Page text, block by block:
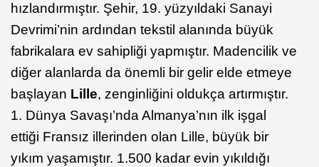
hızlandırmıştır. Şehir, 19. yüzyıldaki Sanayi
Devrimi’nin ardından tekstil alanında büyük
fabrikalara ev sahipliği yapmıştır. Madencilik ve
diğer alanlarda da önemli bir gelir elde etmeye
başlayan Lille, zenginliğini oldukça artırmıştır.
1. Dünya Savaşı’nda Almanya’nın ilk işgal
ettiği Fransız illerinden olan Lille, büyük bir
yıkım yaşamıştır. 1.500 kadar evin yıkıldığı